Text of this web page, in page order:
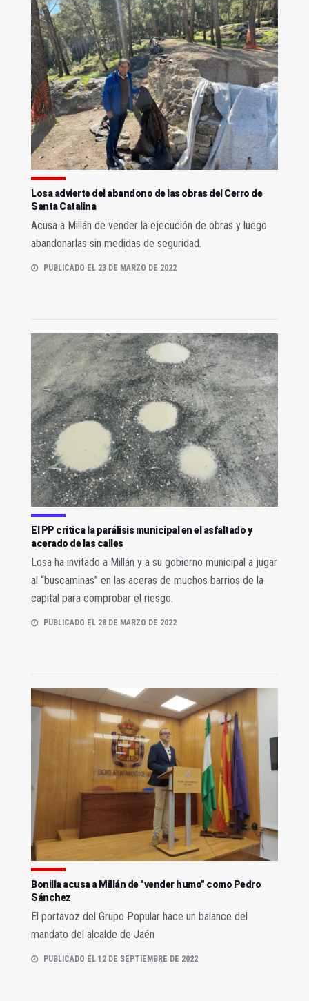
Losa advierte del abandono de las obras del Cerro de
Santa Catalina
Acusa a Millán de vender la ejecución de obras y luego
abandonarlas sin medidas de seguridad.
PUBLICADO EL 23 DE MARZO DE 2022
El PP critica la parálisis municipal en el asfaltado y
acerado de las calles
Losa ha invitado a Millán y a su gobierno municipal a jugar
al “buscaminas” en las aceras de muchos barrios de la
capital para comprobar el riesgo.
PUBLICADO EL 28 DE MARZO DE 2022
Bonilla acusa a Millán de "vender humo" como Pedro
Sánchez
El portavoz del Grupo Popular hace un balance del
mandato del alcalde de Jaén
PUBLICADO EL 12 DE SEPTIEMBRE DE 2022